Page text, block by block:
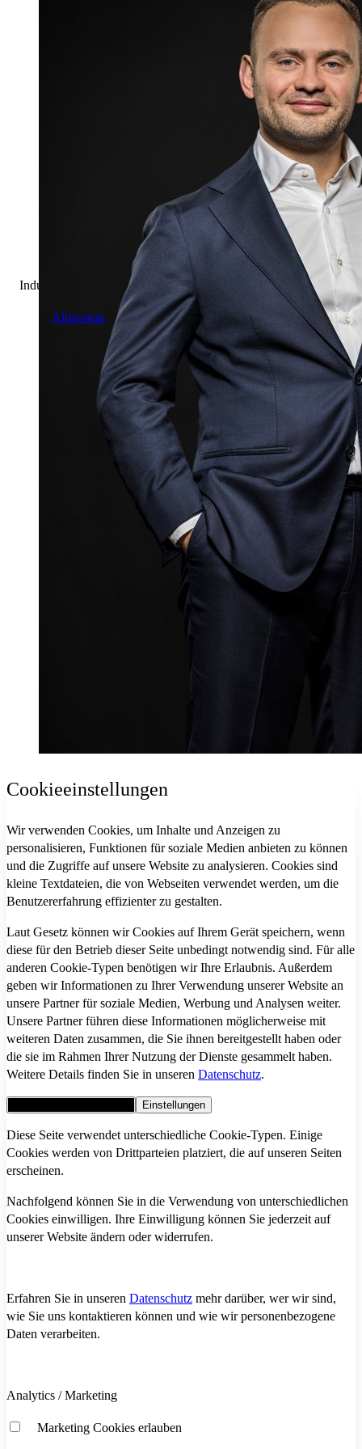
Industrie & Logistik
Allgemein
Cookieeinstellungen
Wir verwenden Cookies, um Inhalte und Anzeigen zu
personalisieren, Funktionen für soziale Medien anbieten zu können
und die Zugriffe auf unsere Website zu analysieren. Cookies sind
kleine Textdateien, die von Webseiten verwendet werden, um die
Benutzererfahrung effizienter zu gestalten.
Laut Gesetz können wir Cookies auf Ihrem Gerät speichern, wenn
diese für den Betrieb dieser Seite unbedingt notwendig sind. Für alle
anderen Cookie-Typen benötigen wir Ihre Erlaubnis. Außerdem
geben wir Informationen zu Ihrer Verwendung unserer Website an
unsere Partner für soziale Medien, Werbung und Analysen weiter.
Unsere Partner führen diese Informationen möglicherweise mit
weiteren Daten zusammen, die Sie ihnen bereitgestellt haben oder
die sie im Rahmen Ihrer Nutzung der Dienste gesammelt haben.
Weitere Details finden Sie in unseren Datenschutz.
Einstellungen
Diese Seite verwendet unterschiedliche Cookie-Typen. Einige
Cookies werden von Drittparteien platziert, die auf unseren Seiten
erscheinen.
Nachfolgend können Sie in die Verwendung von unterschiedlichen
Cookies einwilligen. Ihre Einwilligung können Sie jederzeit auf
unserer Website ändern oder widerrufen.
Erfahren Sie in unseren Datenschutz mehr darüber, wer wir sind,
wie Sie uns kontaktieren können und wie wir personenbezogene
Daten verarbeiten.
Analytics / Marketing
Marketing Cookies erlauben